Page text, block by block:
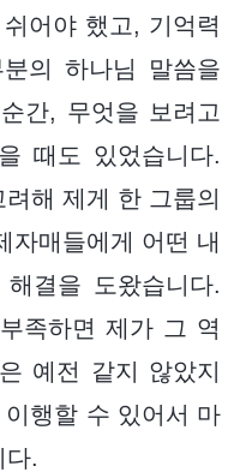
어야 했고, 기억력
의 하나님 말씀을
간, 무엇을 보려고
때도 있었습니다.
해 제게 한 그룹의
자매들에게 어떤 내
결을 도왔습니다.
족하면 제가 그 역
예전 같지 않았지
행할 수 있어서 마
다.